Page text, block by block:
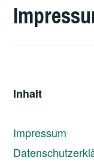
Inhalt
Impressum